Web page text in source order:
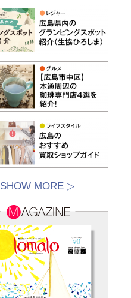
SHOW MORE ▷